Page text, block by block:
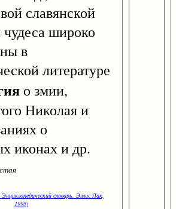
славянской
широко
в
литературе
о змии,
Николая и
о
иконах и др.
словарь. Эллис Лак,
1995)